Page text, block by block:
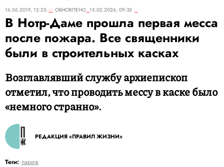
16.06.2019, 12:25
ОБНОВЛЕНО 15.02.2026, 09:35
В Нотр-Даме прошла первая месса
после пожара. Все священники
были в строительных касках
Возглавлявший службу архиепископ
отметил, что проводить мессу в каске было
«немного странно».
РЕДАКЦИЯ «ПРАВИЛ ЖИЗНИ»
Теги: париж